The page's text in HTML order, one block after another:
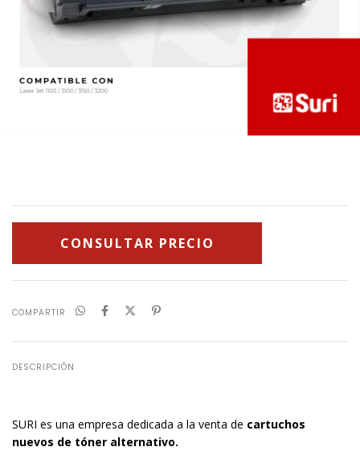
COMPARTIR
DESCRIPCIÓN
SURI es una empresa dedicada a la venta de cartuchos
nuevos de tóner alternativo.